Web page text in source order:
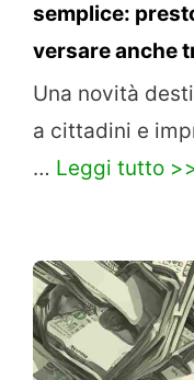
semplice:
versare anche
Una novità
a cittadini e
… Leggi tutto